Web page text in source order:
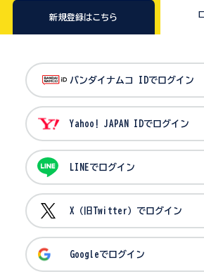
新規登録はこちら
バンダイナムコ IDでログイン
Yahoo! JAPAN IDでログイン
LINEでログイン
X（旧Twitter）でログイン
Googleでログイン